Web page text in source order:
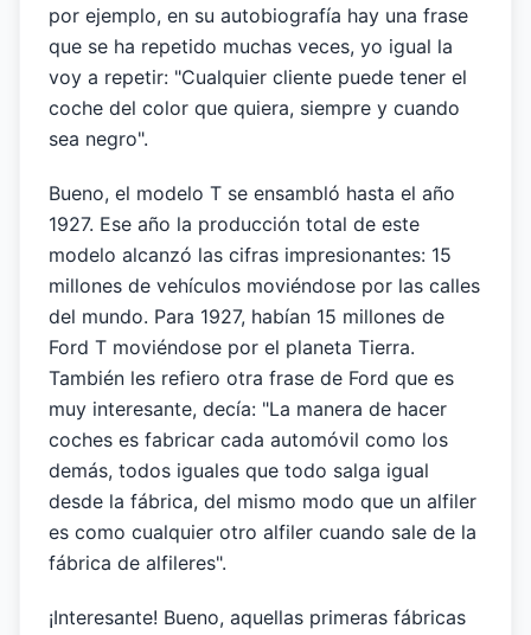
por ejemplo, en su autobiografía hay una frase
que se ha repetido muchas veces, yo igual la
voy a repetir: "Cualquier cliente puede tener el
coche del color que quiera, siempre y cuando
sea negro".
Bueno, el modelo T se ensambló hasta el año
1927. Ese año la producción total de este
modelo alcanzó las cifras impresionantes: 15
millones de vehículos moviéndose por las calles
del mundo. Para 1927, habían 15 millones de
Ford T moviéndose por el planeta Tierra.
También les refiero otra frase de Ford que es
muy interesante, decía: "La manera de hacer
coches es fabricar cada automóvil como los
demás, todos iguales que todo salga igual
desde la fábrica, del mismo modo que un alfiler
es como cualquier otro alfiler cuando sale de la
fábrica de alfileres".
¡Interesante! Bueno, aquellas primeras fábricas